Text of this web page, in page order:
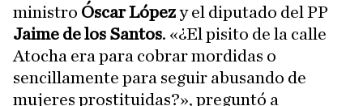
ministro Óscar Lópezy el diputado del PP
Jaime de los Santos. «¿El pisito de la calle
Atocha era para cobrar mordidas o
sencillamente para seguir abusando de
mujeres prostituidas?», preguntó a